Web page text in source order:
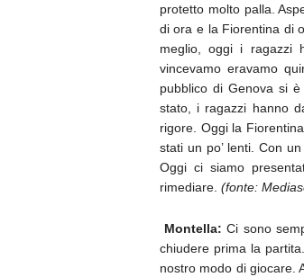
protetto molto palla.
di ora e la Fiorentina di
meglio, oggi i ragazzi
vincevamo eravamo
pubblico di Genova si è
stato, i ragazzi hanno
rigore. Oggi la
stati un po’ lenti. Con
Oggi ci siamo
rimediare. (fonte:
Montella: Ci sono
chiudere prima la
nostro modo di giocare.